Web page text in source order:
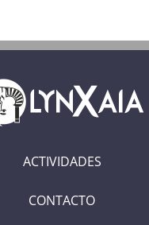
ACTIVIDADES
CONTACTO